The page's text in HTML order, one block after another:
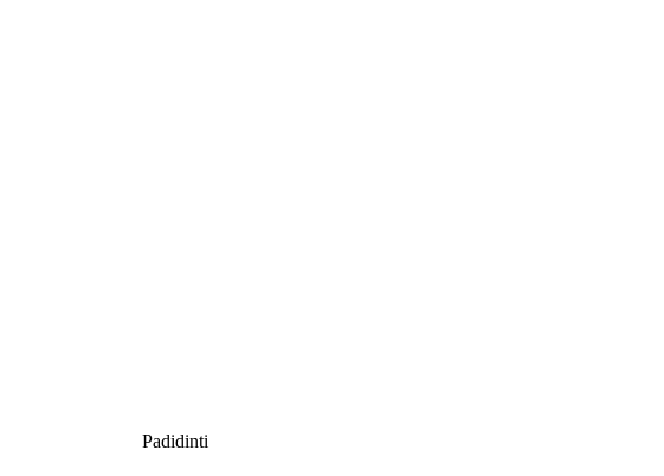
Padidinti